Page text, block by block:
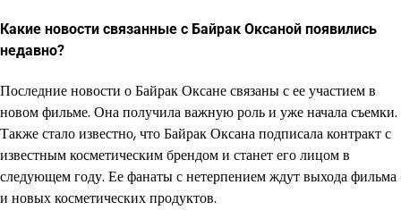
Какие новости связанные с Байрак Оксаной появились
недавно?
Последние новости о Байрак Оксане связаны с ее участием в
новом фильме. Она получила важную роль и уже начала съемки.
Также стало известно, что Байрак Оксана подписала контракт с
известным косметическим брендом и станет его лицом в
следующем году. Ее фанаты с нетерпением ждут выхода фильма
и новых косметических продуктов.